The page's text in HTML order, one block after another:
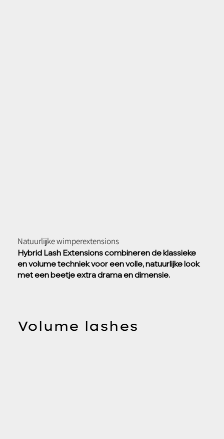
Natuurlijke wimperextensions
Hybrid Lash Extensions combineren de klassieke
en volume techniek voor een volle, natuurlijke look
met een beetje extra drama en dimensie.
Volume lashes